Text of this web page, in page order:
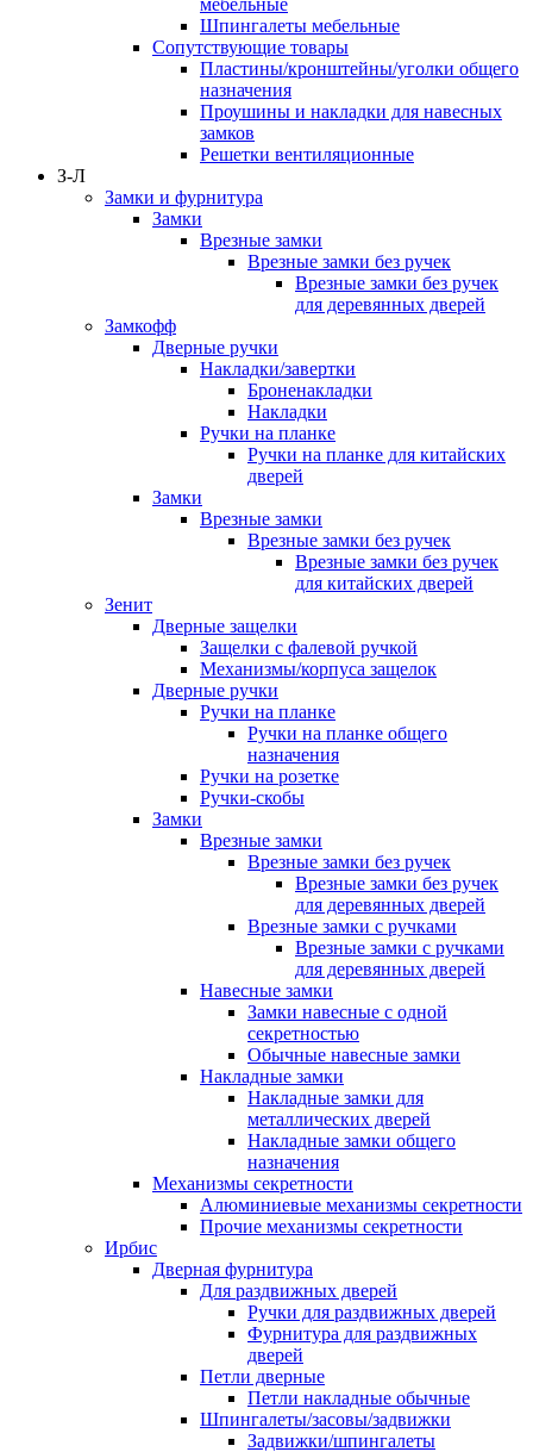
мебельные
Шпингалеты мебельные
Сопутствующие товары
Пластины/кронштейны/уголки общего
назначения
Проушины и накладки для навесных
замков
Решетки вентиляционные
З-Л
Замки и фурнитура
Замки
Врезные замки
Врезные замки без ручек
Врезные замки без ручек
для деревянных дверей
Замкофф
Дверные ручки
Накладки/завертки
Броненакладки
Накладки
Ручки на планке
Ручки на планке для китайских
дверей
Замки
Врезные замки
Врезные замки без ручек
Врезные замки без ручек
для китайских дверей
Зенит
Дверные защелки
Защелки с фалевой ручкой
Механизмы/корпуса защелок
Дверные ручки
Ручки на планке
Ручки на планке общего
назначения
Ручки на розетке
Ручки-скобы
Замки
Врезные замки
Врезные замки без ручек
Врезные замки без ручек
для деревянных дверей
Врезные замки с ручками
Врезные замки с ручками
для деревянных дверей
Навесные замки
Замки навесные с одной
секретностью
Обычные навесные замки
Накладные замки
Накладные замки для
металлических дверей
Накладные замки общего
назначения
Механизмы секретности
Алюминиевые механизмы секретности
Прочие механизмы секретности
Ирбис
Дверная фурнитура
Для раздвижных дверей
Ручки для раздвижных дверей
Фурнитура для раздвижных
дверей
Петли дверные
Петли накладные обычные
Шпингалеты/засовы/задвижки
Задвижки/шпингалеты